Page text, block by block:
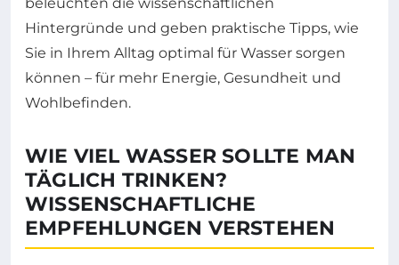
Hintergründe und geben praktische Tipps, wie
Sie in Ihrem Alltag optimal für Wasser sorgen
können – für mehr Energie, Gesundheit und
Wohlbefinden.
WIE VIEL WASSER SOLLTE MAN
TÄGLICH TRINKEN?
WISSENSCHAFTLICHE
EMPFEHLUNGEN VERSTEHEN